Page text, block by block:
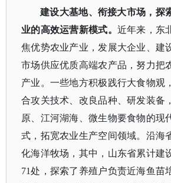
建设大基地、衔接大市场，探
业的高效运营新模式。 近年来，东
焦优势农业产业，发展大企业、建
市场供应优质高端农产品，努力把
产业。一些地方积极践行大食物观
合攻关技术、改良品种、研发装备
原、江河湖海、微生物要食物的现
式，拓宽农业生产空间领域。沿海
化海洋牧场，其中，山东省累计建
71处，探索了养殖户负责近海鱼苗